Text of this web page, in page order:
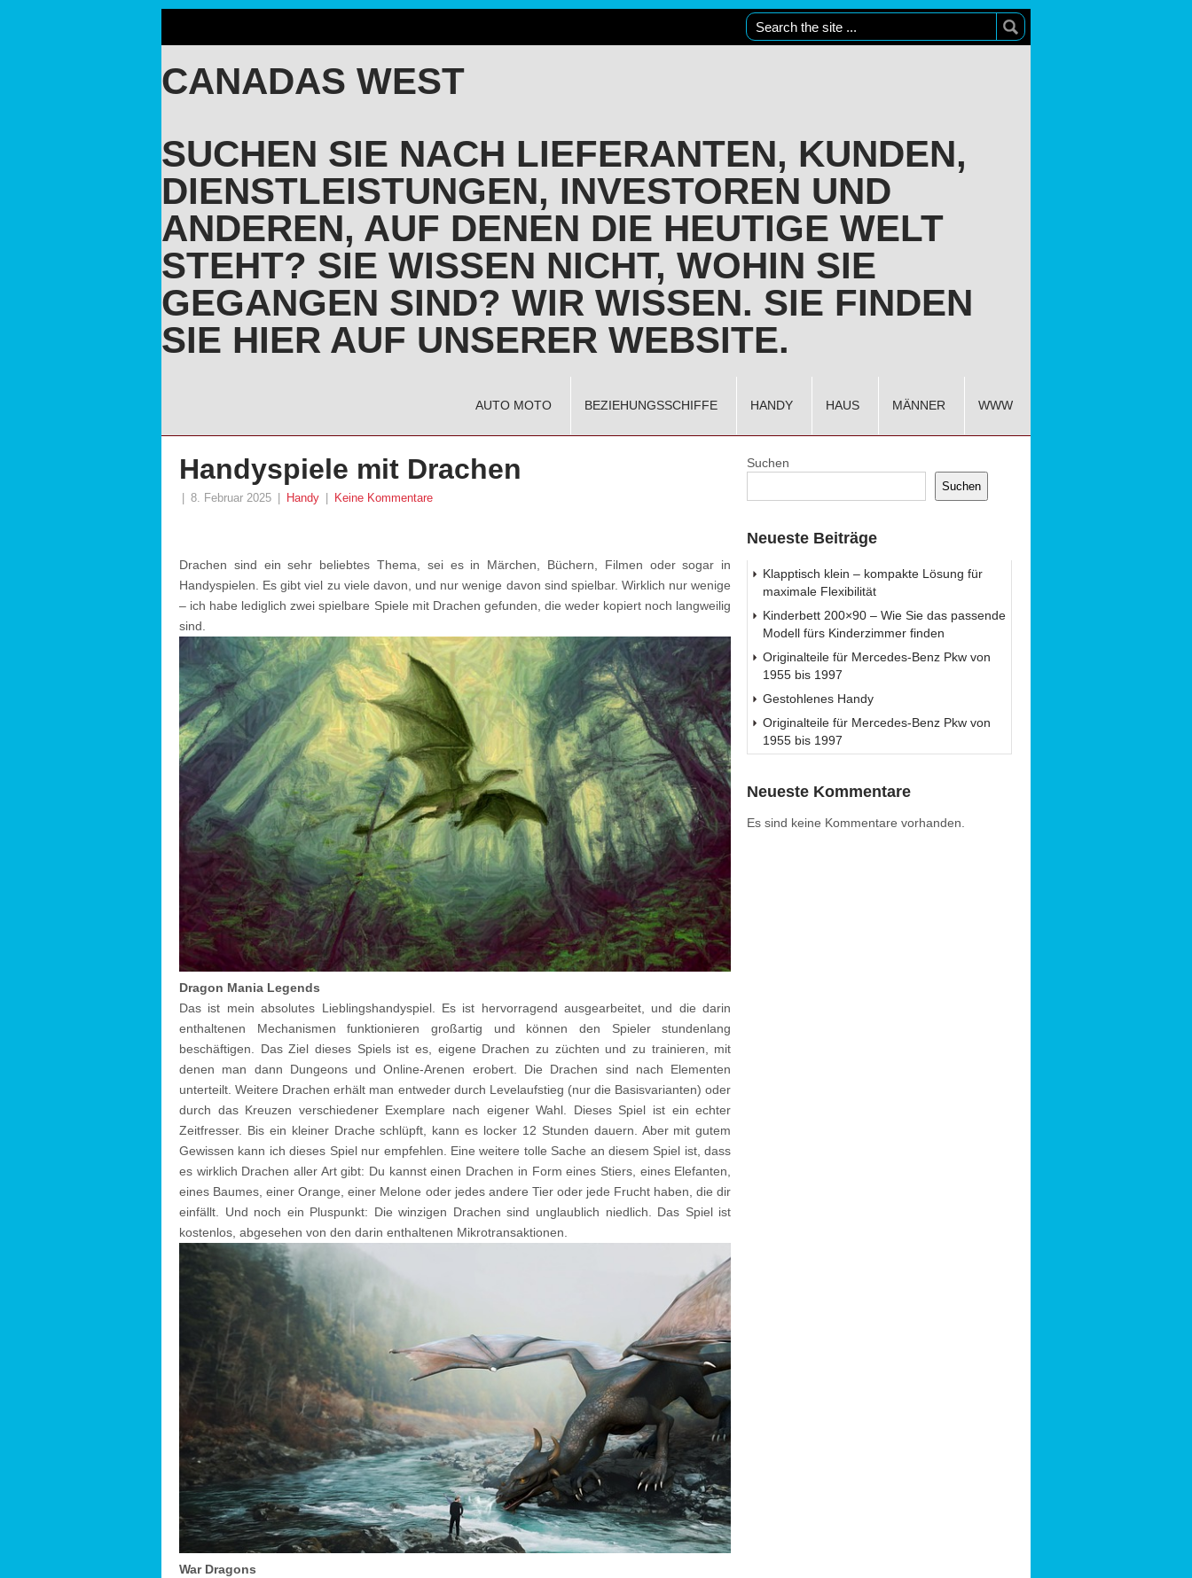
CANADAS WEST
SUCHEN SIE NACH LIEFERANTEN, KUNDEN,
DIENSTLEISTUNGEN, INVESTOREN UND
ANDEREN, AUF DENEN DIE HEUTIGE WELT
STEHT? SIE WISSEN NICHT, WOHIN SIE
GEGANGEN SIND? WIR WISSEN. SIE FINDEN
SIE HIER AUF UNSERER WEBSITE.
AUTO MOTO BEZIEHUNGSSCHIFFE HANDY HAUS MÄNNER WWW
Handyspiele mit Drachen
8. Februar 2025 Handy Keine Kommentare
Drachen sind ein sehr beliebtes Thema, sei es in Märchen, Büchern, Filmen oder sogar in
Handyspielen. Es gibt viel zu viele davon, und nur wenige davon sind spielbar. Wirklich nur wenige
– ich habe lediglich zwei spielbare Spiele mit Drachen gefunden, die weder kopiert noch langweilig
sind.
Dragon Mania Legends
Das ist mein absolutes Lieblingshandyspiel. Es ist hervorragend ausgearbeitet, und die darin
enthaltenen Mechanismen funktionieren großartig und können den Spieler stundenlang
beschäftigen. Das Ziel dieses Spiels ist es, eigene Drachen zu züchten und zu trainieren, mit
denen man dann Dungeons und Online-Arenen erobert. Die Drachen sind nach Elementen
unterteilt. Weitere Drachen erhält man entweder durch Levelaufstieg (nur die Basisvarianten) oder
durch das Kreuzen verschiedener Exemplare nach eigener Wahl. Dieses Spiel ist ein echter
Zeitfresser. Bis ein kleiner Drache schlüpft, kann es locker 12 Stunden dauern. Aber mit gutem
Gewissen kann ich dieses Spiel nur empfehlen. Eine weitere tolle Sache an diesem Spiel ist, dass
es wirklich Drachen aller Art gibt: Du kannst einen Drachen in Form eines Stiers, eines Elefanten,
eines Baumes, einer Orange, einer Melone oder jedes andere Tier oder jede Frucht haben, die dir
einfällt. Und noch ein Pluspunkt: Die winzigen Drachen sind unglaublich niedlich. Das Spiel ist
kostenlos, abgesehen von den darin enthaltenen Mikrotransaktionen.
War Dragons
Suchen
Suchen
Neueste Beiträge
Klapptisch klein – kompakte Lösung für
maximale Flexibilität
Kinderbett 200×90 – Wie Sie das passende
Modell fürs Kinderzimmer finden
Originalteile für Mercedes-Benz Pkw von
1955 bis 1997
Gestohlenes Handy
Originalteile für Mercedes-Benz Pkw von
1955 bis 1997
Neueste Kommentare
Es sind keine Kommentare vorhanden.